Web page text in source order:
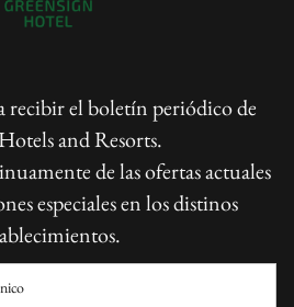
recibir el boletín periódico de
and Resorts.
de las ofertas actuales
especiales en los distinos